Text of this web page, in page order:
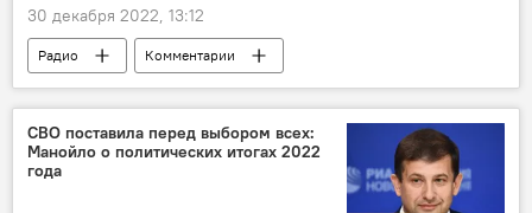
30 декабря 2022, 13:12
Радио
Комментарии
Южная Осетия
Цхинвал
Новый год
Общество
СВО поставила перед выбором всех:
Манойло о политических итогах 2022
года